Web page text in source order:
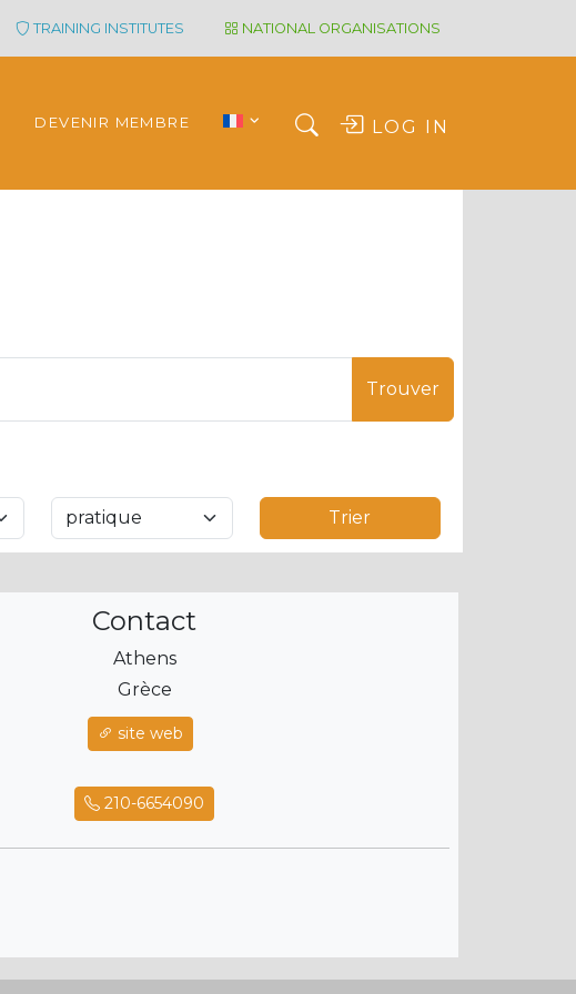
TRAINING INSTITUTES NATIONAL ORGANISATIONS
DEVENIR MEMBRE LOG IN
Trouver
Trier
Contact
Athens
Grèce
site web
210-6654090